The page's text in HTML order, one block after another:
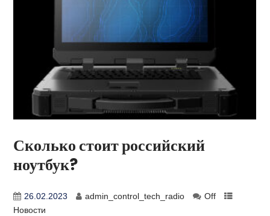
Сколько стоит российский
ноутбук?
26.02.2023 admin_control_tech_radio
Off
Новости